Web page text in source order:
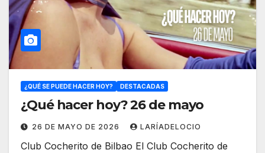
¿QUÉ SE PUEDE HACER HOY? DESTACADAS
¿Qué hacer hoy? 26 de mayo
26 DE MAYO DE 2026 LARÍADELOCIO
Club Cocherito de Bilbao El Club Cocherito de